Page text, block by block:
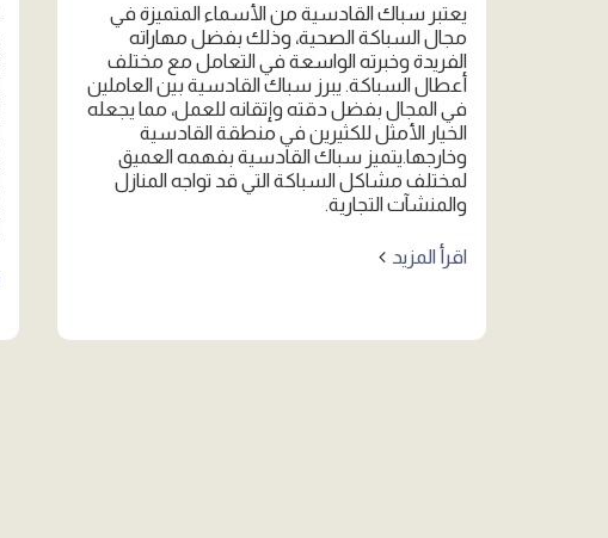
يعتبر سباك القادسية من الأسماء المتميزة في
مجال السباكة الصحية، وذلك بفضل مهاراته
الفريدة وخبرته الواسعة في التعامل مع مختلف
أعطال السباكة. يبرز سباك القادسية بين العاملين
في المجال بفضل دقته وإتقانه للعمل، مما يجعله
الخيار الأمثل للكثيرين في منطقة القادسية
وخارجها.يتميز سباك القادسية بفهمه العميق
لمختلف مشاكل السباكة التي قد تواجه المنازل
والمنشآت التجارية.
اقرأ المزيد